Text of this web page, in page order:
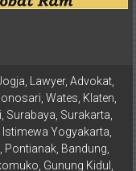
Lawyer, Advokat,
Wates, Klaten,
Surabaya, Surakarta,
Yogyakarta,
Bandung,
Gunung Kidul,